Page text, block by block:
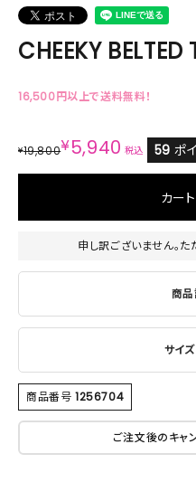
CHEEKY
16,500円以上で送料無料！
¥19,800¥5,940 税込 59 ポ
カー
申し訳ございません。
商
サイ
商品番号 1256704
ご注文後のキャ